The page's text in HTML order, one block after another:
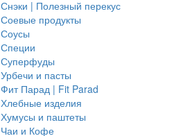
Снэки | Полезный перекус
Соевые продукты
Соусы
Специи
Суперфуды
Урбечи и пасты
Фит Парад | Fit Parad
Хлебные изделия
Хумусы и паштеты
Чаи и Кофе